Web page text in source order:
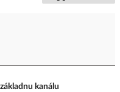
kanálu